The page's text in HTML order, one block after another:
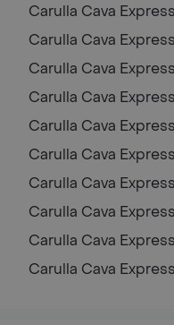
Carulla Cava Express
Carulla Cava Express
Carulla Cava Express
Carulla Cava Express
Carulla Cava Express
Carulla Cava Express
Carulla Cava Express
Carulla Cava Express
Carulla Cava Express
Carulla Cava Express